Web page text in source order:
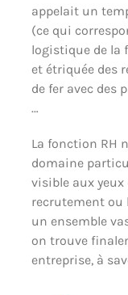
appelait un
(ce qui
logistique de la
et étriquée des
de fer avec des
…
La fonction RH
domaine
visible aux
recrutement ou
un ensemble
on trouve
entreprise, à